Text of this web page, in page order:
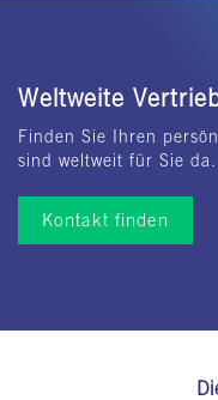
Weltweite
Finden Sie Ihren
sind weltweit für Sie da.
Kontakt finden